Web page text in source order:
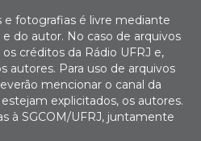
fotografias é livre mediante
do autor. No caso de arquivos
créditos da Rádio UFRJ e,
autores. Para uso de arquivos
mencionar o canal da
explicitados, os autores.
à SGCOM/UFRJ, juntamente